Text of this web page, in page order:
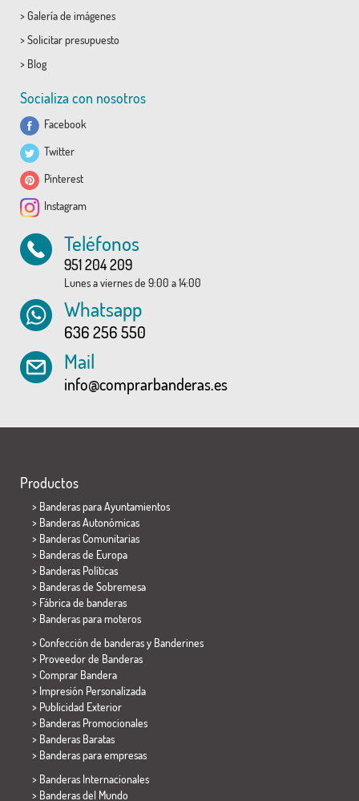
> Galería de imágenes
> Solicitar presupuesto
> Blog
Socializa con nosotros
Facebook
Twitter
Pinterest
Instagram
Teléfonos
951 204 209
Lunes a viernes de 9:00 a 14:00
Whatsapp
636 256 550
Mail
info@comprarbanderas.es
Productos
> Banderas para Ayuntamientos
> Banderas Autonómicas
> Banderas Comunitarias
> Banderas de Europa
> Banderas Políticas
> Banderas de Sobremesa
> Fábrica de banderas
> Banderas para moteros
> Confección de banderas y Banderines
> Proveedor de Banderas
> Comprar Bandera
> Impresión Personalizada
> Publicidad Exterior
> Banderas Promocionales
> Banderas Baratas
> Banderas para empresas
> Banderas Internacionales
> Banderas del Mundo